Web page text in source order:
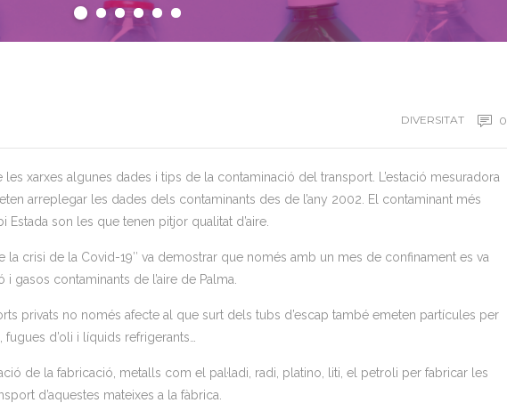
DIVERSITAT 0
xarxes algunes dades i tips de la contaminació del transport. L’estació mesuradora
arreplegar les dades dels contaminants des de l’any 2002. El contaminant més
son les que tenen pitjor qualitat d’aire.
la crisi de la Covid-19″ va demostrar que només amb un mes de confinament es va
gasos contaminants de l’aire de Palma.
privats no només afecte al que surt dels tubs d’escap també emeten partícules per
d’oli i líquids refrigerants…
de la fabricació, metalls com el pal·ladi, radi, platino, liti, el petroli per fabricar les
d’aquestes mateixes a la fàbrica.